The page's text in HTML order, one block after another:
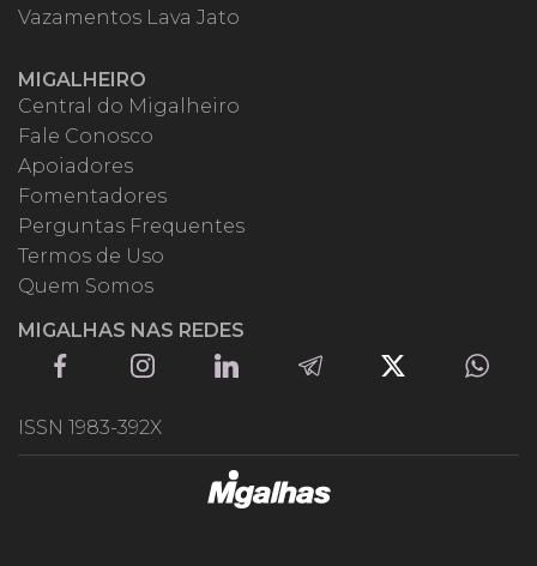
Vazamentos Lava Jato
MIGALHEIRO
Central do Migalheiro
Fale Conosco
Apoiadores
Fomentadores
Perguntas Frequentes
Termos de Uso
Quem Somos
MIGALHAS NAS REDES
ISSN 1983-392X